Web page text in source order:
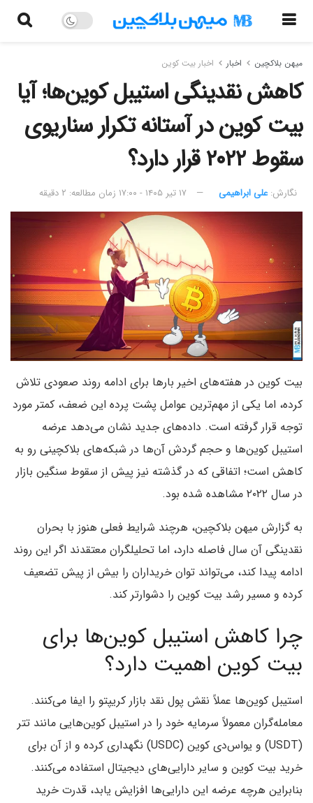
میهن بلاکچین اخبار اخبار بیت کوین
کاهش نقدینگی استیبل کوین‌ها؛ آیا
بیت کوین در آستانه تکرار سناریوی
سقوط ۲۰۲۲ قرار دارد؟
نگارش:‌ علی ابراهیمی ۱۷ تیر ۱۴۰۵ - ۱۷:۰۰ زمان مطالعه: ۲ دقیقه
بیت کوین در هفته‌های اخیر بارها برای ادامه روند صعودی تلاش
کرده، اما یکی از مهم‌ترین عوامل پشت پرده این ضعف، کمتر مورد
توجه قرار گرفته است. داده‌های جدید نشان می‌دهد عرضه
استیبل کوین‌ها و حجم گردش آن‌ها در شبکه‌های بلاکچینی رو به
کاهش است؛ اتفاقی که در گذشته نیز پیش از سقوط سنگین بازار
در سال ۲۰۲۲ مشاهده شده بود.
به گزارش میهن بلاکچین، هرچند شرایط فعلی هنوز با بحران
نقدینگی آن سال فاصله دارد، اما تحلیلگران معتقدند اگر این روند
ادامه پیدا کند، می‌تواند توان خریداران را بیش از پیش تضعیف
کرده و مسیر رشد بیت کوین را دشوارتر کند.
چرا کاهش استیبل کوین‌ها برای
بیت کوین اهمیت دارد؟
استیبل کوین‌ها عملاً نقش پول نقد بازار کریپتو را ایفا می‌کنند.
معامله‌گران معمولاً سرمایه خود را در استیبل کوین‌هایی مانند تتر
(USDT) و یو‌اس‌دی کوین (USDC) نگهداری کرده و از آن برای
خرید بیت کوین و سایر دارایی‌های دیجیتال استفاده می‌کنند.
بنابراین هرچه عرضه این دارایی‌ها افزایش یابد، قدرت خرید